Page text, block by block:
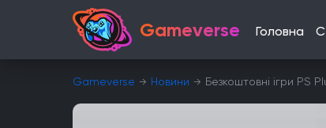
Gameverse Головна
Gameverse Новини Безкоштовні ігри PS